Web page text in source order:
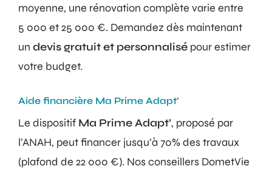
moyenne, une rénovation complète varie entre
5 000 et 25 000 €. Demandez dès maintenant
un devis gratuit et personnalisé pour estimer
votre budget.
Aide financière Ma Prime Adapt’
Le dispositif Ma Prime Adapt’, proposé par
l’ANAH, peut financer jusqu’à 70% des travaux
(plafond de 22 000 €). Nos conseillers DometVie